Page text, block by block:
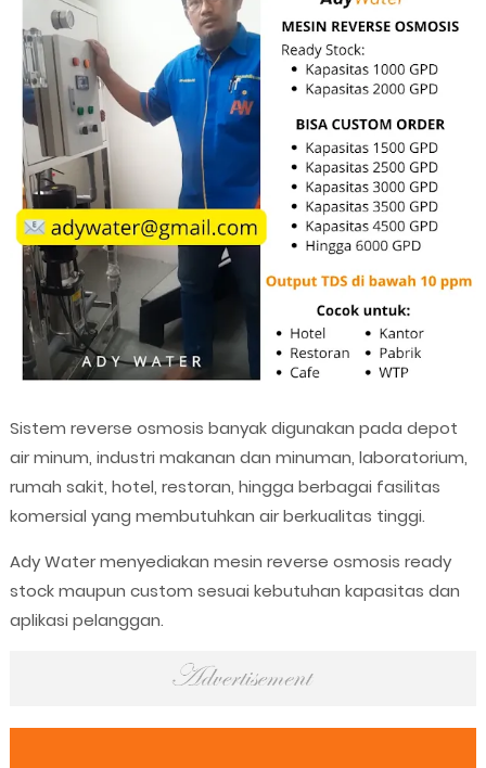
Sistem reverse osmosis banyak digunakan pada depot
air minum, industri makanan dan minuman, laboratorium,
rumah sakit, hotel, restoran, hingga berbagai fasilitas
komersial yang membutuhkan air berkualitas tinggi.
Ady Water menyediakan mesin reverse osmosis ready
stock maupun custom sesuai kebutuhan kapasitas dan
aplikasi pelanggan.